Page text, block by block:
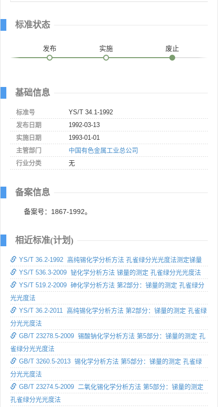
标准状态
发布 实施 废止
基础信息
标准号
YS/T 34.1-1992
发布日期
1992-03-13
实施日期
1993-01-01
主管部门
中国有色金属工业总公司
行业分类
无
备案信息
备案号：1867-1992。
相近标准(计划)
YS/T 36.2-1992 高纯锡化学分析方法 孔雀绿分光光度法测定锑量
YS/T 536.3-2009 铋化学分析方法 锑量的测定 孔雀绿分光光度法
YS/T 519.2-2009 砷化学分析方法 第2部分：锑量的测定 孔雀绿分
光光度法
YS/T 36.2-2011 高纯锡化学分析方法 第2部分：锑量的测定 孔雀绿
分光光度法
GB/T 23278.5-2009 锡酸钠化学分析方法 第5部分：锑量的测定 孔
雀绿分光光度法
GB/T 3260.5-2013 锡化学分析方法 第5部分：锑量的测定 孔雀绿
分光光度法
GB/T 23274.5-2009 二氧化锡化学分析方法 第5部分：锑量的测定
孔雀绿分光光度法